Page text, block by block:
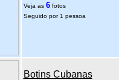
Veja as 6fotos
Seguido por 1 pessoa
Botins Cubanas